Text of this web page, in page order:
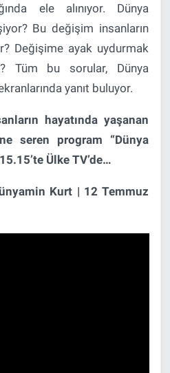
ele alınıyor. Dünya
Bu değişim insanların
Değişime ayak uydurmak
Tüm bu sorular, Dünya
yanıt buluyor.
hayatında yaşanan
seren program “Dünya
Ülke TV’de…
Kurt | 12 Temmuz